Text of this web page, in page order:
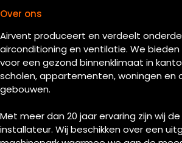
Over ons
Airvent produceert en verdeelt
airconditioning en ventilatie. We
voor een gezond binnenklimaat in
scholen, appartementen, woningen en
gebouwen.
Met meer dan 20 jaar ervaring zijn wij
installateur. Wij beschikken over een